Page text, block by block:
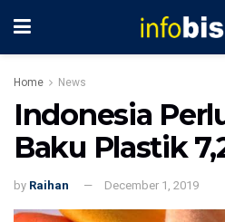
Home News
Indonesia
Baku Plastik
by Raihan December 1, 2019